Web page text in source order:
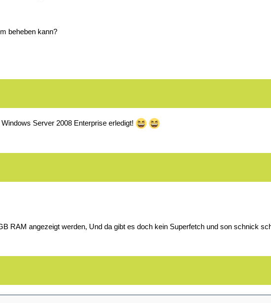
beheben kann?
Server 2008 Enterprise erledigt!
RAM angezeigt werden, Und da gibt es doch kein Superfetch und son schnick